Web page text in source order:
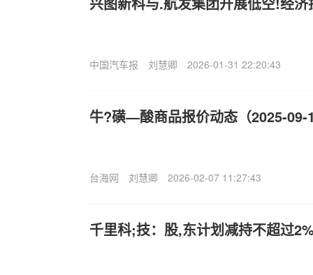
中国汽车报 刘慧卿 2026-01-31 22:20:43
牛?磺—酸商品报价动态（2025-09-
台海网 刘慧卿 2026-02-07 11:27:43
千里科;技：股,东计划减持不超过